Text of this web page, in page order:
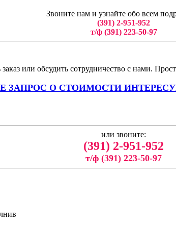
Звоните нам и узнайте обо всем
(391) 2-951-952
т/ф (391) 223-50-97
или обсудить сотрудничество с нами.
ЗАПРОС О СТОИМОСТИ
или звоните:
(391) 2-951-952
т/ф (391) 223-50-97